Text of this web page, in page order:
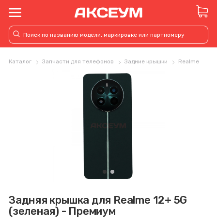
Каталог Запчасти для телефонов Задние крышки Realme
Задняя крышка для Realme 12+ 5G
(зеленая) - Премиум